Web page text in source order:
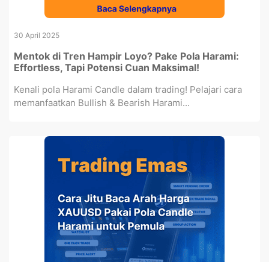
30 April 2025
Mentok di Tren Hampir Loyo? Pake Pola Harami:
Effortless, Tapi Potensi Cuan Maksimal!
Kenali pola Harami Candle dalam trading! Pelajari cara
memanfaatkan Bullish & Bearish Harami...